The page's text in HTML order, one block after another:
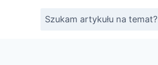
Szukam artykułu na temat?